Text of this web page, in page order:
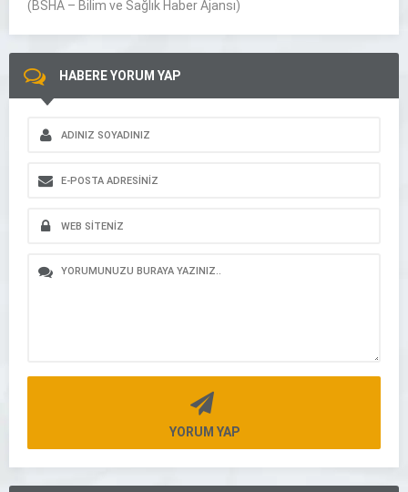
(BSHA – Bilim ve Sağlık Haber Ajansı)
HABERE YORUM YAP
YORUM YAP